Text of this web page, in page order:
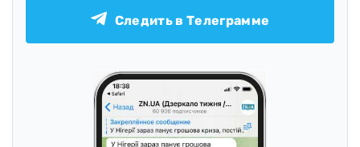
Следить в Телеграмме